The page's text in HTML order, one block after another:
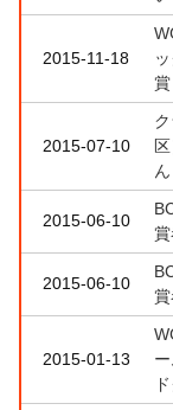
2015-11-18
2015-07-10
ん
2015-06-10
2015-06-10
2015-01-13